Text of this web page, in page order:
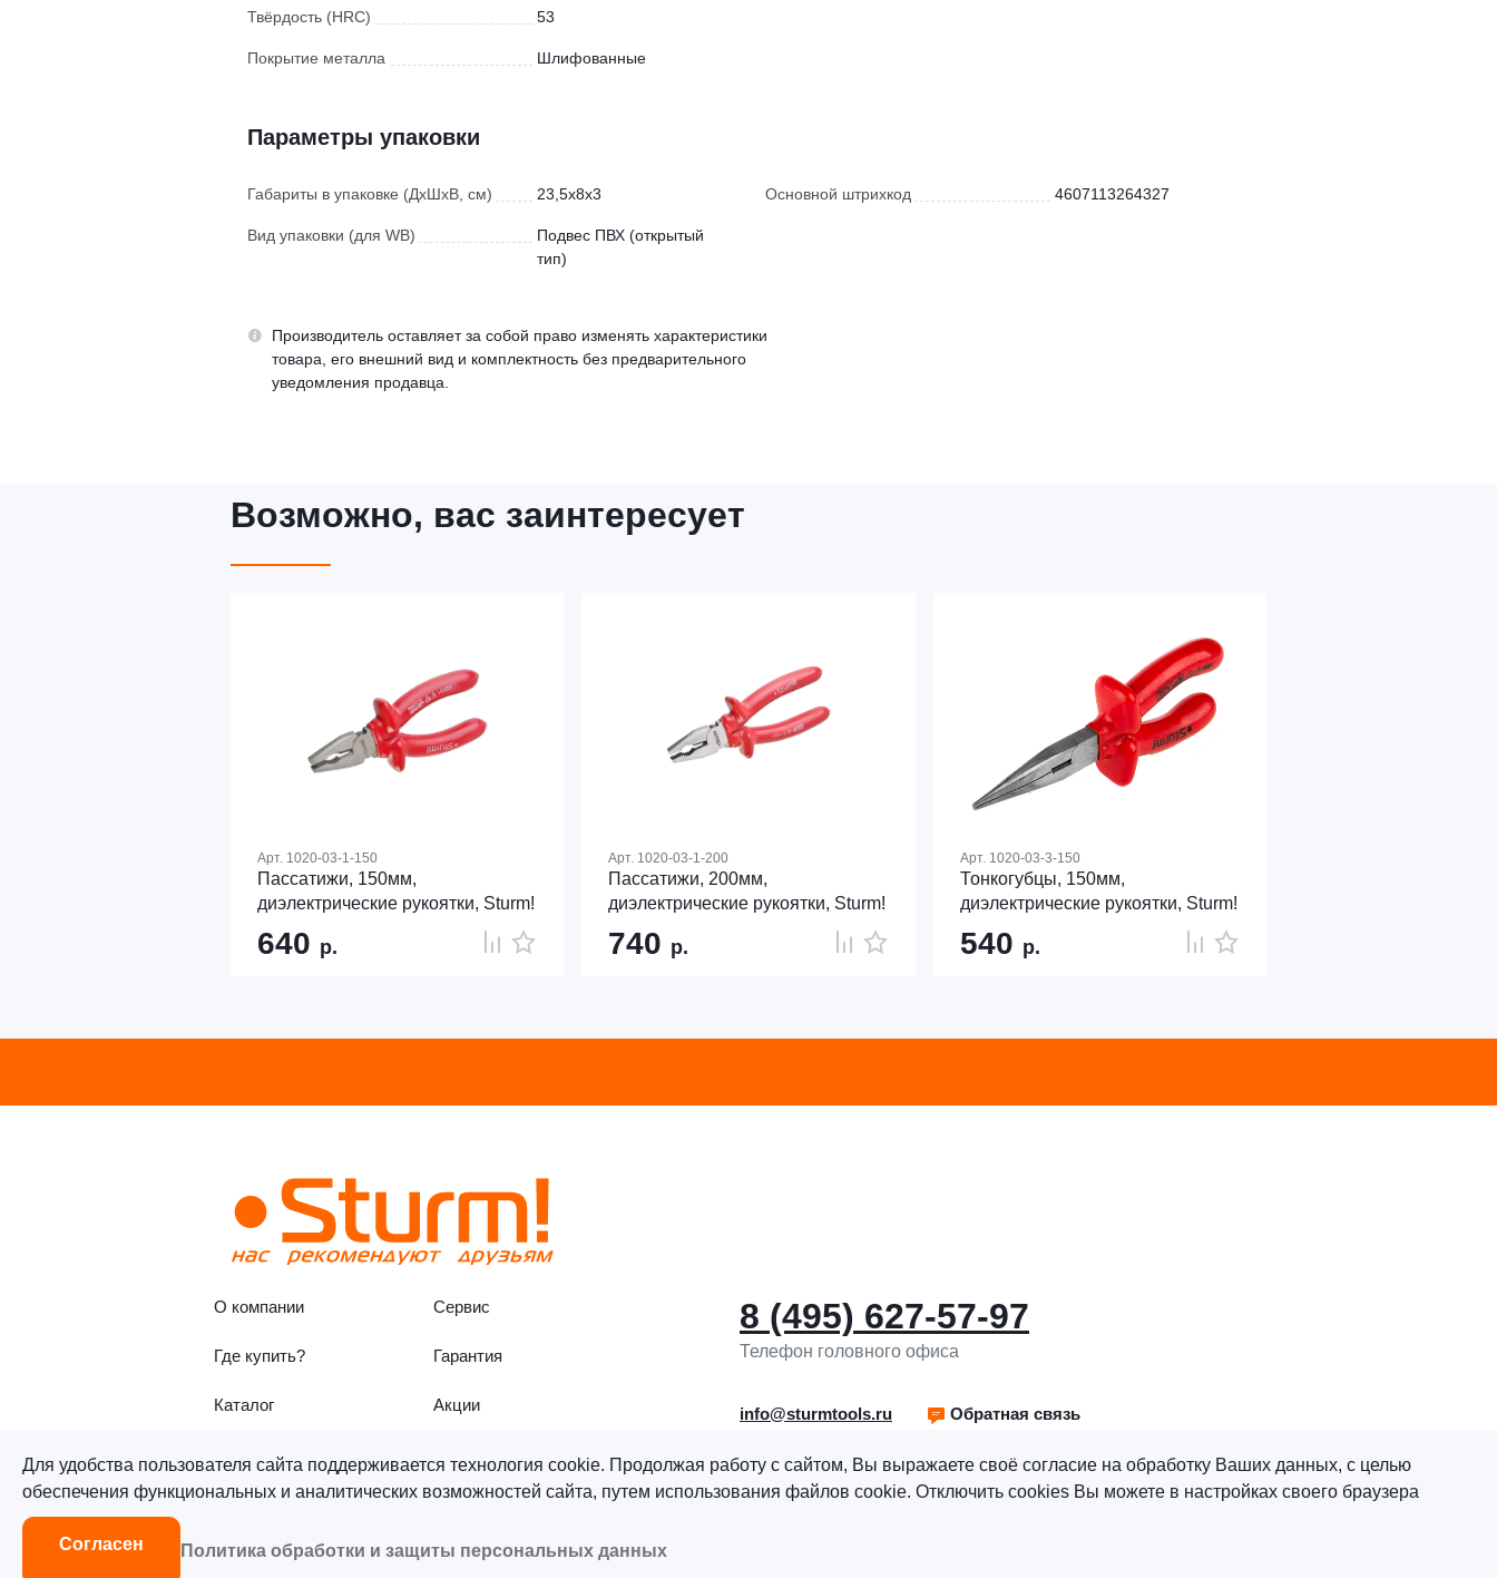
Твёрдость (HRC) 53
Покрытие металла Шлифованные
Параметры упаковки
Габариты в упаковке (ДхШхВ, см) 23,5x8x3
Вид упаковки (для WB)
Подвес ПВХ (открытый
тип)
Основной штрихкод 4607113264327
Производитель оставляет за собой право изменять характеристики
товара, его внешний вид и комплектность без предварительного
уведомления продавца.
Возможно, вас заинтересует
Арт. 1020-03-1-150
Пассатижи, 150мм,
диэлектрические рукоятки, Sturm!
640 р.
Арт. 1020-03-1-200
Пассатижи, 200мм,
диэлектрические рукоятки, Sturm!
740 р.
Арт. 1020-03-3-150
Тонкогубцы, 150мм,
диэлектрические рукоятки, Sturm!
540 р.
О компании Сервис
Где купить? Гарантия
Каталог Акции
8 (495) 627-57-97
Телефон головного офиса
info@sturmtools.ru Обратная связь
Для удобства пользователя сайта поддерживается технология cookie. Продолжая работу с сайтом, Вы выражаете своё согласие на обработку Ваших данных, с целью
обеспечения функциональных и аналитических возможностей сайта, путем использования файлов cookie. Отключить cookies Вы можете в настройках своего браузера
Согласен Политика обработки и защиты персональных данных